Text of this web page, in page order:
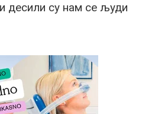
десили су нам се људи